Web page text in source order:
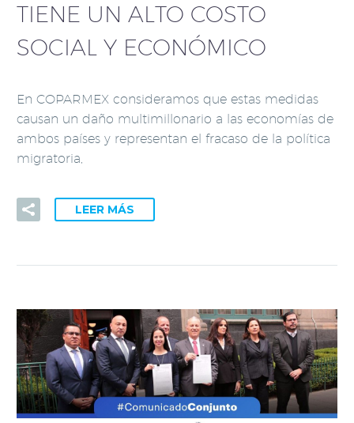
TIENE UN ALTO COSTO
SOCIAL Y ECONÓMICO
En COPARMEX consideramos que estas medidas
causan un daño multimillonario a las economías de
ambos países y representan el fracaso de la política
migratoria,
LEER MÁS